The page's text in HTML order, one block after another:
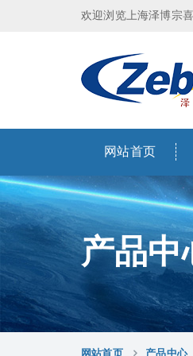
欢迎浏览上海泽博宗
网站首页
产品中
网站首页 产品中心